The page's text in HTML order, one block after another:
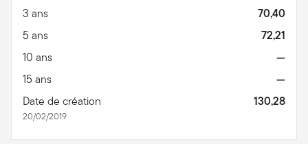
3 ans
70,40
5 ans
72,21
10 ans
—
15 ans
—
Date de création
20/02/2019
130,28